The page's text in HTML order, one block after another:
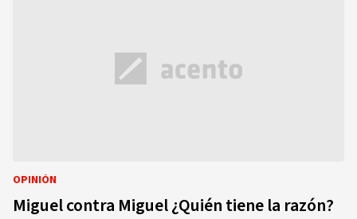
OPINIÓN
Miguel contra Miguel ¿Quién tiene la razón?